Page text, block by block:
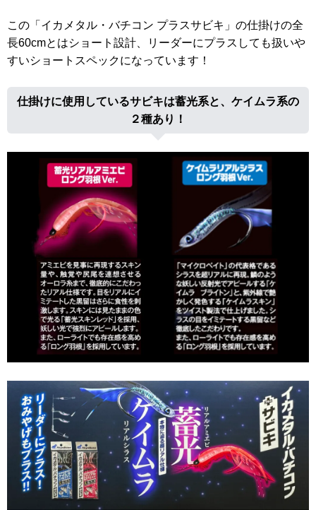
この「イカメタル・バチコン プラスサビキ」の仕掛けの全
長60cmとはショート設計、リーダーにプラスしても扱いや
すいショートスペックになっています！
仕掛けに使用しているサビキは蓄光系と、ケイムラ系の
２種あり！